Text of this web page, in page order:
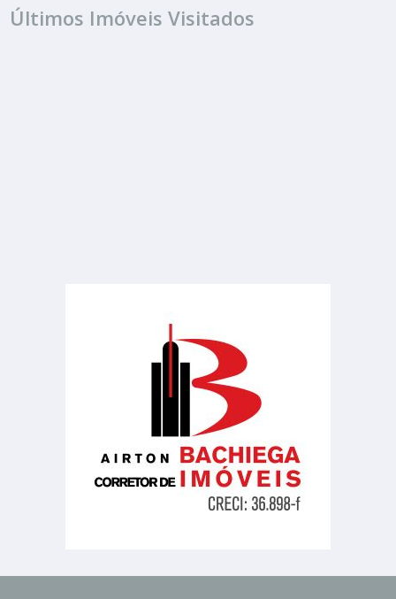
Últimos Imóveis Visitados